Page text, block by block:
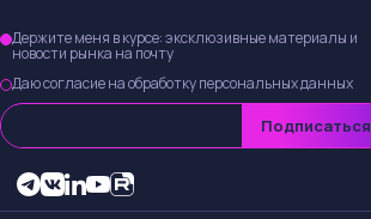
Держите меня в курсе: эксклюзивные материалы и
новости рынка на почту
Даю согласие на обработку персональных данных
Подписаться